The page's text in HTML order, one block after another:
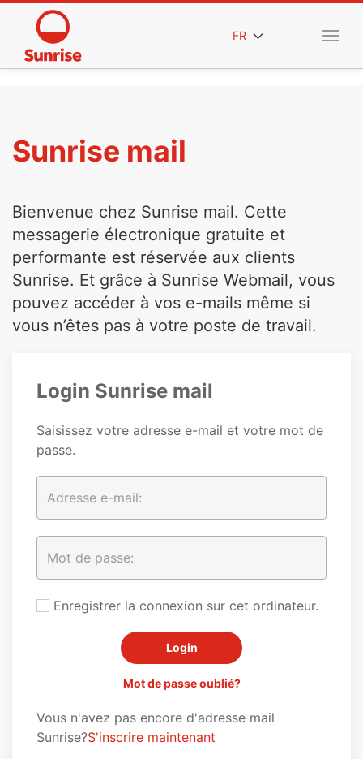
FR
Sunrise mail
Bienvenue chez Sunrise mail. Cette
messagerie électronique gratuite et
performante est réservée aux clients
Sunrise. Et grâce à Sunrise Webmail, vous
pouvez accéder à vos e-mails même si
vous n’êtes pas à votre poste de travail.
Login Sunrise mail
Saisissez votre adresse e-mail et votre mot de
passe.
Enregistrer la connexion sur cet ordinateur.
Mot de passe oublié?
Vous n'avez pas encore d'adresse mail
Sunrise?S'inscrire maintenant